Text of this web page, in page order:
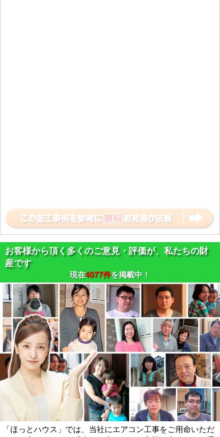
お客様から頂く多くのご意見・評価が、私たちの財
産です
現在4077件を掲載中！
「ほっとハウス」では、当社にエアコン工事をご用命いただ